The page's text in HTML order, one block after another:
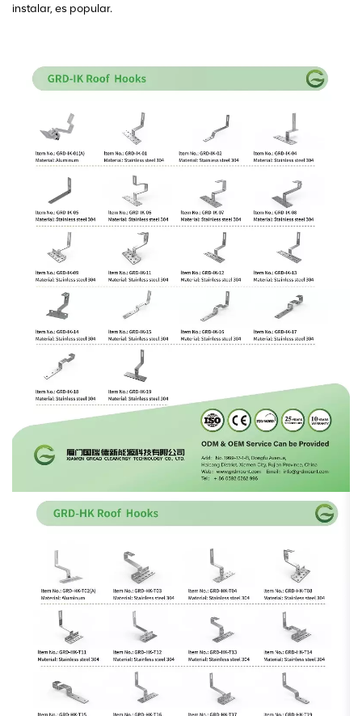
instalar, es popular.